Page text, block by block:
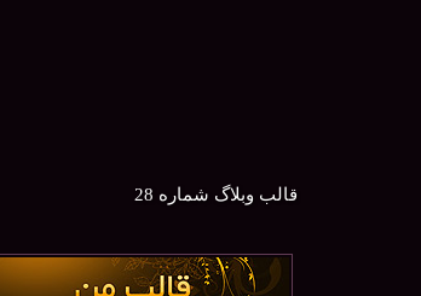
قالب وبلاگ شماره 28